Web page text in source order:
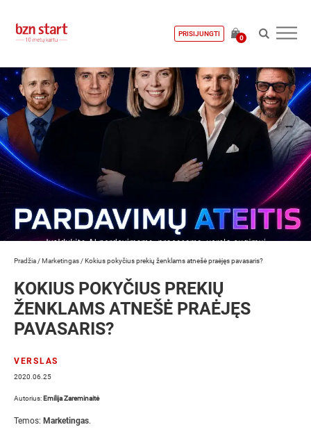
PRISIJUNGTI
0
Pradžia /Marketingas /Kokius pokyčius prekių ženklams atnešė praėjęs pavasaris?
KOKIUS POKYČIUS PREKIŲ
ŽENKLAMS ATNEŠĖ PRAĖJĘS
PAVASARIS?
VERSLAS
2020.06.25
Autorius: Emilija Zareminaitė
Temos: Marketingas.